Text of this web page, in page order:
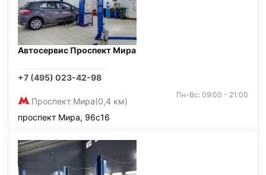
Автосервис Проспект Мира
+7 (495) 023-42-98
Проспект Мира(0,4 км)
Пн-Вс: 09:00 - 21:00
проспект Мира, 96с16